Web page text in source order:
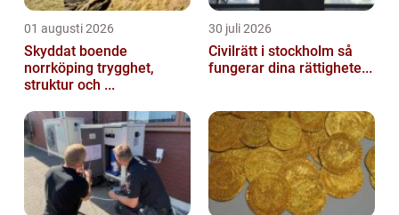
01 augusti 2026
Skyddat boende
norrköping trygghet,
struktur och ...
30 juli 2026
Civilrätt i stockholm så
fungerar dina rättighete...